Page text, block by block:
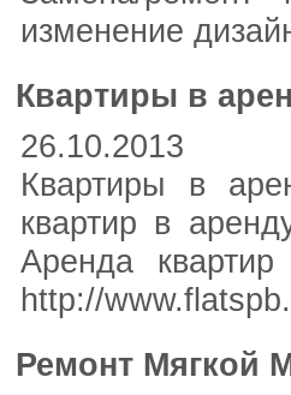
изменение
Квартиры в
26.10.2013
Квартиры в
квартир в
Аренда
http://
Ремонт Мягкой